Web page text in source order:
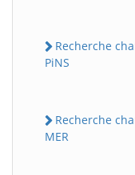
Recherche
PiNS
Recherche
MER